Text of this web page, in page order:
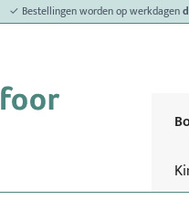
✓ Bestellingen worden op werkdagen